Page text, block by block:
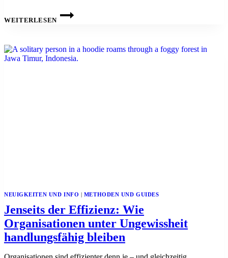
WEITERLESEN
WARUM
EXTREME
POWER
LAWS
NEUIGKEITEN UND INFO | METHODEN UND GUIDES
Jenseits der Effizienz: Wie
Organisationen unter Ungewissheit
handlungsfähig bleiben